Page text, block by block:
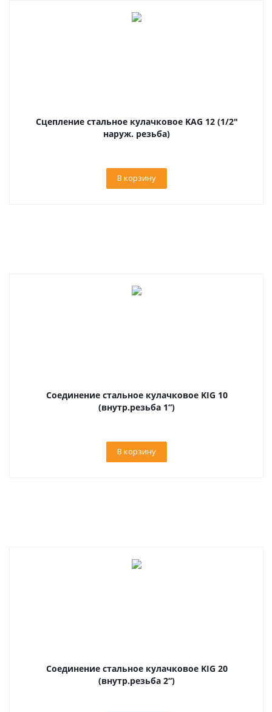
Сцепление стальное кулачковое KAG 12 (1/2"
наруж. резьба)
В корзину
Соединение стальное кулачковое KIG 10
(внутр.резьба 1“)
В корзину
Соединение стальное кулачковое KIG 20
(внутр.резьба 2“)